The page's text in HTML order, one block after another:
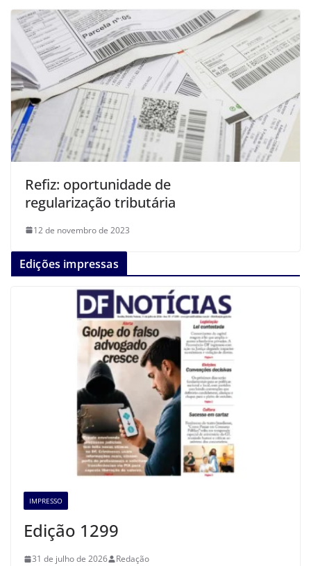
Refiz: oportunidade de
regularização tributária
12 de novembro de 2023
Edições impressas
IMPRESSO
Edição 1299
31 de julho de 2026 Redação